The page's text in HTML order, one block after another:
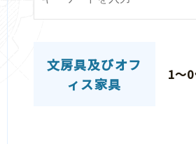
オフィス家具
文房具及びオフ
ィス家具
1～